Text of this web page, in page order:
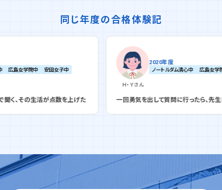
同じ年度の合格体験記
中
を上げた
ノートルダム清心中 広島女学院中
一回勇気を出して質問に行ったら、先生は優しかった